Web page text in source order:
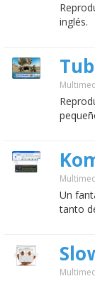
inglés.
Un
tanto